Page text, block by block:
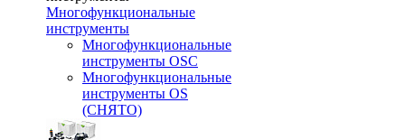
Многофункциональные
инструменты
Многофункциональные
инструменты OSC
Многофункциональные
инструменты OS
(СНЯТО)